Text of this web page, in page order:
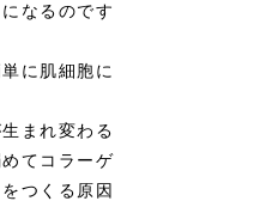
なるのです
に肌細胞に
まれ変わる
てコラーゲ
つくる原因